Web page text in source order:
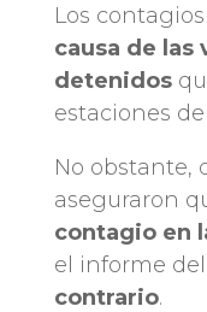
Los
causa de las
detenidos
estaciones
No obstante,
aseguraron
contagio en
el informe del
contrario.